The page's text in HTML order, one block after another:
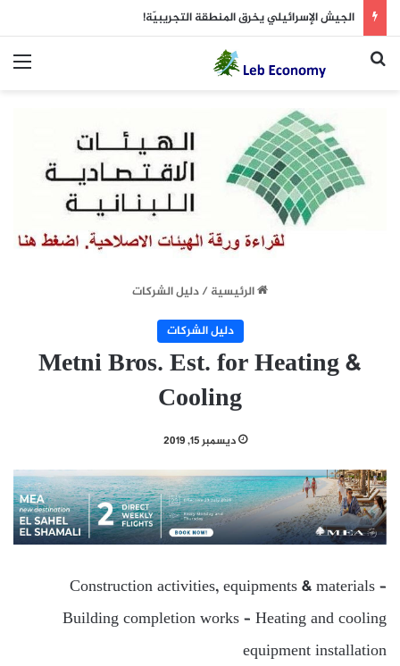
الجيش الإسرائيلي يخرق المنطقة التجريبيّة!
بحث عن
الرئيسية/دليل الشركات
دليل الشركات
Metni Bros. Est. for Heating &
Cooling
ديسمبر 15, 2019
Construction activities, equipments & materials –
Building completion works – Heating and cooling
equipment installation